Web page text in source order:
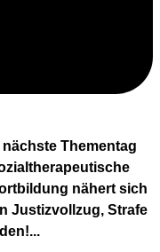
Thementag
nähert sich
Justizvollzug, Strafe